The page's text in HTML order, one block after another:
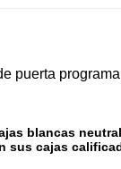
puerta
blancas
sus cajas